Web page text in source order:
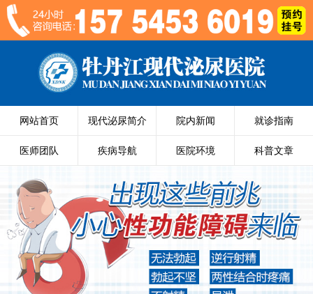
网站首页 现代泌尿简介 院内新闻 就诊指南
医师团队 疾病导航 医院环境 科普文章